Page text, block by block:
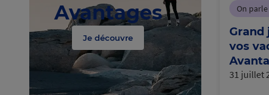
Avantages
Je découvre
On
Grand
vos
31 juillet